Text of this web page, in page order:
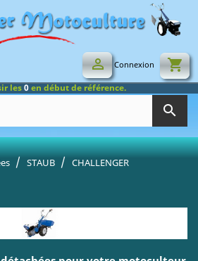
shopping_cart
 Connexion
search
les0en début de référence.
STAUB CHALLENGER